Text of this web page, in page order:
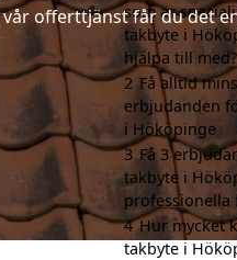
offerttjänst får du det
som är
takbyte i
hjälpa till med?
2 Få alltid
erbjudanden
i Hököpinge
3 Få 3
takbyte i
professionella
4 Hur mycket
takbyte i